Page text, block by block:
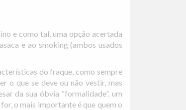
e como tal, uma opção acertada
e ao smoking (ambos usados
do fraque, como sempre
o que se deve ou não vestir, mas
da sua óbvia “formalidade”, um
o mais importante é que quem o